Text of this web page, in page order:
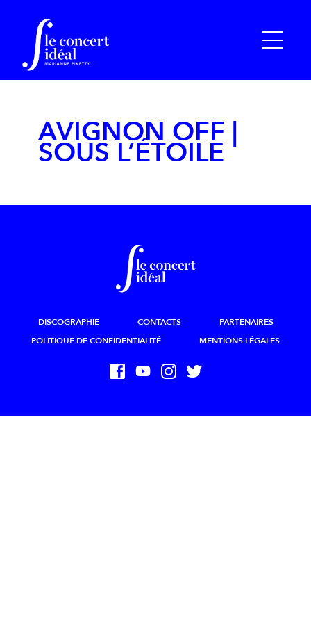
AVIGNON OFF |
SOUS L’ÉTOILE
DISCOGRAPHIE CONTACTS
PARTENAIRES
POLITIQUE DE CONFIDENTIALITÉ
MENTIONS LÉGALES